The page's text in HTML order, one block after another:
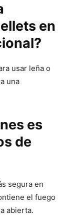
en
usar leña o
una
es
de
segura en
el fuego
abierta.